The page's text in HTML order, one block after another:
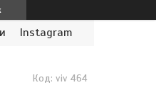
Instagram
Код:viv 464